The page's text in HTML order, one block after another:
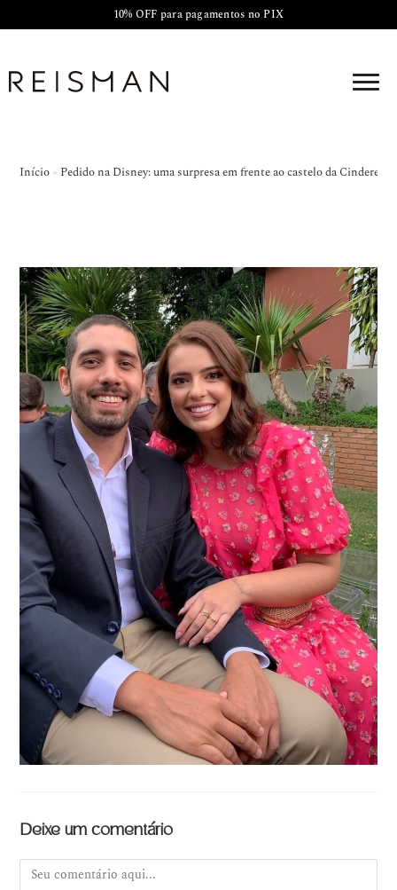
10% OFF para pagamentos no PIX
Início » Pedido na Disney: uma surpresa em frente ao castelo da Cinderela
Deixe um comentário